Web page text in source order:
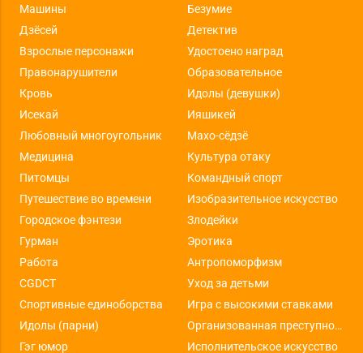
Машины
Безумие
Дзёсей
Детектив
Взрослые персонажи
Удостоено наград
Правонарушители
Образовательное
Кровь
Идолы (девушки)
Исекай
Ияшикей
Любовный многоугольник
Махо-сёдзё
Медицина
Культура отаку
Питомцы
Командный спорт
Путешествие во времени
Изобразительное искусство
Городское фэнтези
Злодейки
Гурман
Эротика
Работа
Антропоморфизм
CGDCT
Уход за детьми
Спортивные единоборства
Игра с высокими ставками
Идолы (парни)
Организованная преступность
Гэг юмор
Исполнительское искусство